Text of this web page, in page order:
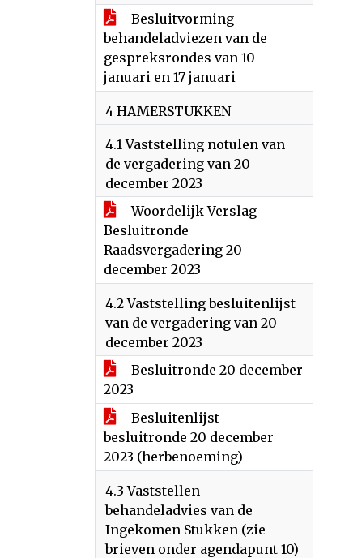
Besluitvorming
behandeladviezen van de
gespreksrondes van 10
januari en 17 januari
4 HAMERSTUKKEN
4.1 Vaststelling notulen van
de vergadering van 20
december 2023
Woordelijk Verslag
Besluitronde
Raadsvergadering 20
december 2023
4.2 Vaststelling besluitenlijst
van de vergadering van 20
december 2023
Besluitronde 20 december
2023
Besluitenlijst
besluitronde 20 december
2023 (herbenoeming)
4.3 Vaststellen
behandeladvies van de
Ingekomen Stukken (zie
brieven onder agendapunt 10)